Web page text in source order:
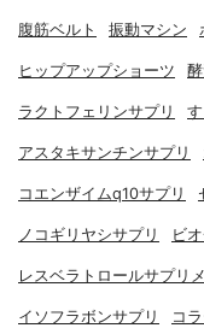
腹筋ベルト 振動マシン
ヒップアップショーツ
ラクトフェリンサプリ
アスタキサンチンサプリ
コエンザイムq10サプリ
ノコギリヤシサプリ ビ
レスベラトロールサプリ
イソフラボンサプリ コ